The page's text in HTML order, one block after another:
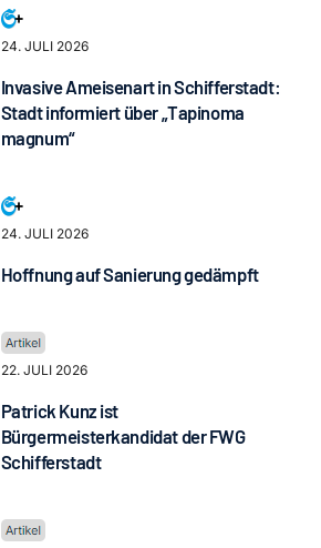
24. JULI 2026
Invasive Ameisenart in Schifferstadt:
Stadt informiert über „Tapinoma
magnum“
24. JULI 2026
Hoffnung auf Sanierung gedämpft
22. JULI 2026
Patrick Kunz ist
Bürgermeisterkandidat der FWG
Schifferstadt